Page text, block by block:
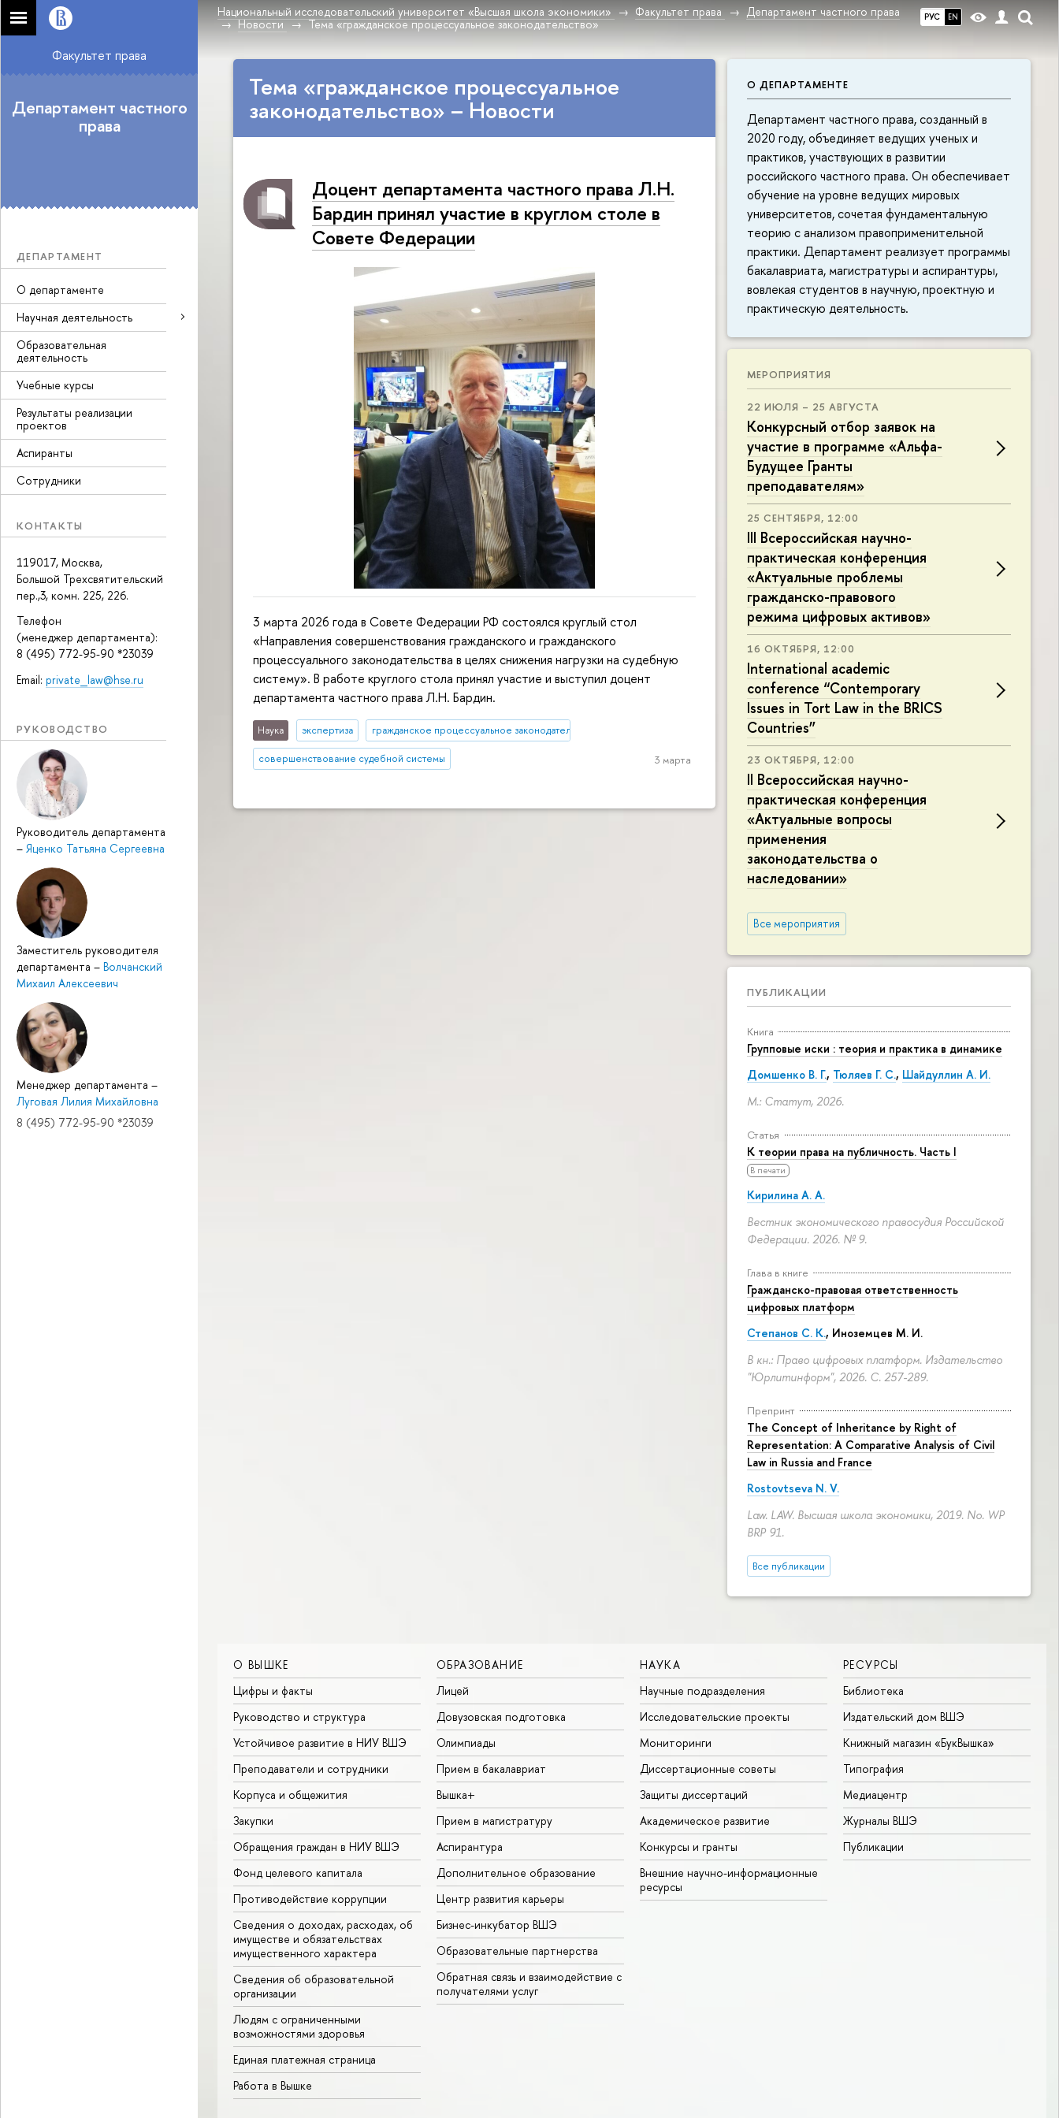
РУС EN
Национальный исследовательский университет «Высшая школа экономики» Факультет права
Департамент частного права
Новости
Тема «гражданское процессуальное законодательство»
Факультет права
Департамент частного
права
ДЕПАРТАМЕНТ
О департаменте
Научная деятельность
Образовательная
деятельность
Учебные курсы
Результаты реализации
проектов
Аспиранты
Сотрудники
КОНТАКТЫ
119017, Москва,
Большой Трехсвятительский
пер.,3, комн. 225, 226.
Телефон
(менеджер департамента):
8 (495) 772-95-90 *23039
Email: private_law@hse.ru
РУКОВОДСТВО
Руководитель департамента
– Яценко Татьяна Сергеевна
Заместитель руководителя
департамента – Волчанский
Михаил Алексеевич
Менеджер департамента –
Луговая Лилия Михайловна
8 (495) 772-95-90 *23039
О ДЕПАРТАМЕНТЕ
Департамент частного права, созданный в
2020 году, объединяет ведущих ученых и
практиков, участвующих в развитии
российского частного права. Он обеспечивает
обучение на уровне ведущих мировых
университетов, сочетая фундаментальную
теорию с анализом правоприменительной
практики. Департамент реализует программы
бакалавриата, магистратуры и аспирантуры,
вовлекая студентов в научную, проектную и
практическую деятельность.
МЕРОПРИЯТИЯ
22 ИЮЛЯ – 25 АВГУСТА
Конкурсный отбор заявок на
участие в программе «Альфа-
Будущее Гранты
преподавателям»
25 СЕНТЯБРЯ, 12:00
III Всероссийская научно-
практическая конференция
«Актуальные проблемы
гражданско-правового
режима цифровых активов»
16 ОКТЯБРЯ, 12:00
International academic
conference “Contemporary
Issues in Tort Law in the BRICS
Countries”
23 ОКТЯБРЯ, 12:00
II Всероссийская научно-
практическая конференция
«Актуальные вопросы
применения
законодательства о
наследовании»
Все мероприятия
ПУБЛИКАЦИИ
Книга
Групповые иски : теория и практика в динамике
Домшенко В. Г., Тюляев Г. С., Шайдуллин А. И.
М.: Статут, 2026.
Статья
К теории права на публичность. Часть I
В печати
Кирилина А. А.
Вестник экономического правосудия Российской
Федерации. 2026. № 9.
Глава в книге
Гражданско-правовая ответственность
цифровых платформ
Степанов С. К., Иноземцев М. И.
В кн.: Право цифровых платформ. Издательство
"Юрлитинформ", 2026. С. 257-289.
Препринт
The Concept of Inheritance by Right of
Representation: A Comparative Analysis of Civil
Law in Russia and France
Rostovtseva N. V.
Law. LAW. Высшая школа экономики, 2019. No. WP
BRP 91.
Все публикации
Тема «гражданское процессуальное
законодательство» – Новости
Доцент департамента частного права Л.Н.
Бардин принял участие в круглом столе в
Совете Федерации
3 марта 2026 года в Совете Федерации РФ состоялся круглый стол
«Направления совершенствования гражданского и гражданского
процессуального законодательства в целях снижения нагрузки на судебную
систему». В работе круглого стола принял участие и выступил доцент
департамента частного права Л.Н. Бардин.
Наука экспертиза гражданское процессуальное законодательство
совершенствование судебной системы 3 марта
О ВЫШКЕ
Цифры и факты
Руководство и структура
Устойчивое развитие в НИУ ВШЭ
Преподаватели и сотрудники
Корпуса и общежития
Закупки
Обращения граждан в НИУ ВШЭ
Фонд целевого капитала
Противодействие коррупции
Сведения о доходах, расходах, об
имуществе и обязательствах
имущественного характера
Сведения об образовательной
организации
Людям с ограниченными
возможностями здоровья
Единая платежная страница
Работа в Вышке
ОБРАЗОВАНИЕ
Лицей
Довузовская подготовка
Олимпиады
Прием в бакалавриат
Вышка+
Прием в магистратуру
Аспирантура
Дополнительное образование
Центр развития карьеры
Бизнес-инкубатор ВШЭ
Образовательные партнерства
Обратная связь и взаимодействие с
получателями услуг
НАУКА
Научные подразделения
Исследовательские проекты
Мониторинги
Диссертационные советы
Защиты диссертаций
Академическое развитие
Конкурсы и гранты
Внешние научно-информационные
ресурсы
РЕСУРСЫ
Библиотека
Издательский дом ВШЭ
Книжный магазин «БукВышка»
Типография
Медиацентр
Журналы ВШЭ
Публикации